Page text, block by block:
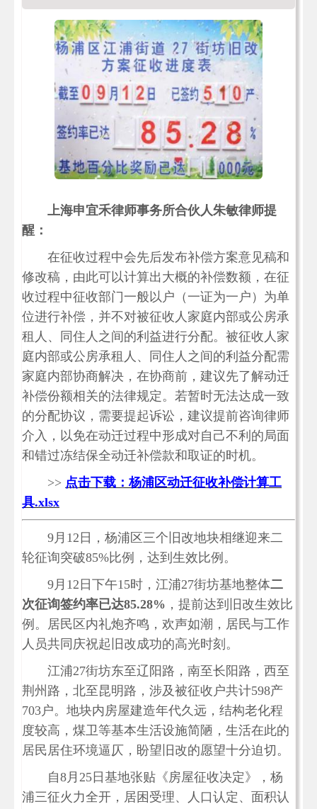
上海申宜禾律师事务所合伙人朱敏律师提
醒：
在征收过程中会先后发布补偿方案意见稿和
修改稿，由此可以计算出大概的补偿数额，在征
收过程中征收部门一般以户（一证为一户）为单
位进行补偿，并不对被征收人家庭内部或公房承
租人、同住人之间的利益进行分配。被征收人家
庭内部或公房承租人、同住人之间的利益分配需
家庭内部协商解决，在协商前，建议先了解动迁
补偿份额相关的法律规定。若暂时无法达成一致
的分配协议，需要提起诉讼，建议提前咨询律师
介入，以免在动迁过程中形成对自己不利的局面
和错过冻结保全动迁补偿款和取证的时机。
>> 点击下载：杨浦区动迁征收补偿计算工
具.xlsx
9月12日，杨浦区三个旧改地块相继迎来二
轮征询突破85%比例，达到生效比例。
9月12日下午15时，江浦27街坊基地整体二
次征询签约率已达85.28% ，提前达到旧改生效比
例。居民区内礼炮齐鸣，欢声如潮，居民与工作
人员共同庆祝起旧改成功的高光时刻。
江浦27街坊东至辽阳路，南至长阳路，西至
荆州路，北至昆明路，涉及被征收户共计598产
703户。地块内房屋建造年代久远，结构老化程
度较高，煤卫等基本生活设施简陋，生活在此的
居民居住环境逼仄，盼望旧改的愿望十分迫切。
自8月25日基地张贴《房屋征收决定》，杨
浦三征火力全开，居困受理、人口认定、面积认